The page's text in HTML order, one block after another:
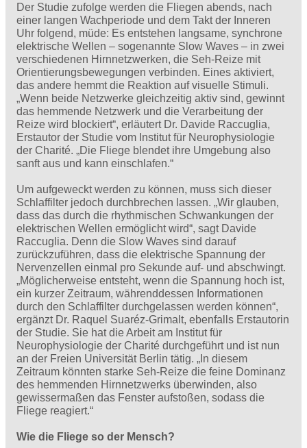
Der Studie zufolge werden die Fliegen abends, nach
einer langen Wachperiode und dem Takt der Inneren
Uhr folgend, müde: Es entstehen langsame, synchrone
elektrische Wellen – sogenannte Slow Waves – in zwei
verschiedenen Hirnnetzwerken, die Seh-Reize mit
Orientierungsbewegungen verbinden. Eines aktiviert,
das andere hemmt die Reaktion auf visuelle Stimuli.
„Wenn beide Netzwerke gleichzeitig aktiv sind, gewinnt
das hemmende Netzwerk und die Verarbeitung der
Reize wird blockiert“, erläutert Dr. Davide Raccuglia,
Erstautor der Studie vom Institut für Neurophysiologie
der Charité. „Die Fliege blendet ihre Umgebung also
sanft aus und kann einschlafen.“
Um aufgeweckt werden zu können, muss sich dieser
Schlaffilter jedoch durchbrechen lassen. „Wir glauben,
dass das durch die rhythmischen Schwankungen der
elektrischen Wellen ermöglicht wird“, sagt Davide
Raccuglia. Denn die Slow Waves sind darauf
zurückzuführen, dass die elektrische Spannung der
Nervenzellen einmal pro Sekunde auf- und abschwingt.
„Möglicherweise entsteht, wenn die Spannung hoch ist,
ein kurzer Zeitraum, währenddessen Informationen
durch den Schlaffilter durchgelassen werden können“,
ergänzt Dr. Raquel Suaréz-Grimalt, ebenfalls Erstautorin
der Studie. Sie hat die Arbeit am Institut für
Neurophysiologie der Charité durchgeführt und ist nun
an der Freien Universität Berlin tätig. „In diesem
Zeitraum könnten starke Seh-Reize die feine Dominanz
des hemmenden Hirnnetzwerks überwinden, also
gewissermaßen das Fenster aufstoßen, sodass die
Fliege reagiert.“
Wie die Fliege so der Mensch?